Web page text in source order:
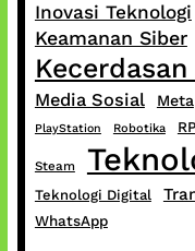
Inovasi Teknologi
Keamanan Siber
Media Sosial Meta
PlayStation Robotika
Steam
Teknologi Digital
WhatsApp